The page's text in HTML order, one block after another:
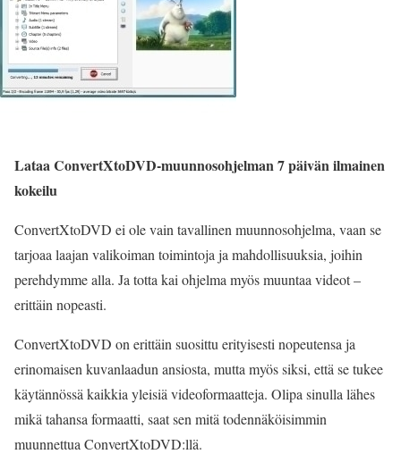
Lataa ConvertXtoDVD-muunnosohjelman 7 päivän ilmainen
kokeilu
ConvertXtoDVD ei ole vain tavallinen muunnosohjelma, vaan se
tarjoaa laajan valikoiman toimintoja ja mahdollisuuksia, joihin
perehdymme alla. Ja totta kai ohjelma myös muuntaa videot –
erittäin nopeasti.
ConvertXtoDVD on erittäin suosittu erityisesti nopeutensa ja
erinomaisen kuvanlaadun ansiosta, mutta myös siksi, että se tukee
käytännössä kaikkia yleisiä videoformaatteja. Olipa sinulla lähes
mikä tahansa formaatti, saat sen mitä todennäköisimmin
muunnettua ConvertXtoDVD:llä.